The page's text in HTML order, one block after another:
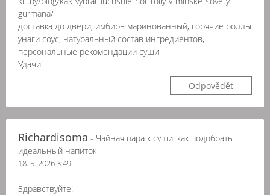
gurmana/
доставка до двери, имбирь маринованный, горячие роллы
унаги соус, натуральный состав ингредиентов,
персональные рекомендации суши
Удачи!
Odpovědět
Richardisoma - Чайная пара к суши: как подобрать
идеальный напиток
18. 5. 2026 3:49
Здравствуйте!